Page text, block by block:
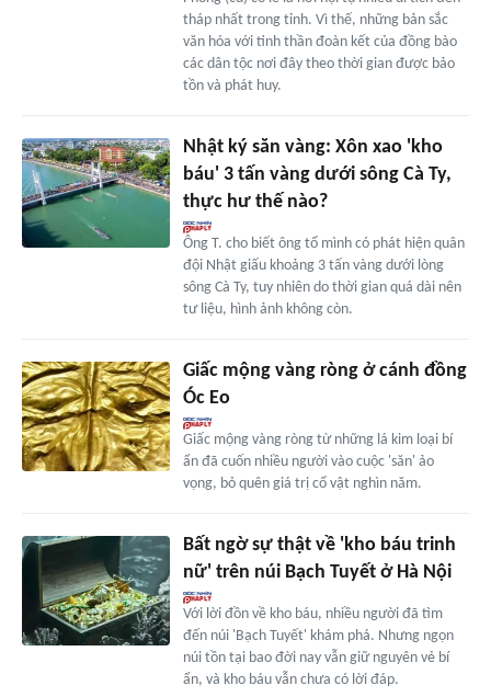
tháp nhất trong tỉnh. Vì thế, những bản sắc
văn hóa với tinh thần đoàn kết của đồng bào
các dân tộc nơi đây theo thời gian được bảo
tồn và phát huy.
Nhật ký săn vàng: Xôn xao 'kho
báu' 3 tấn vàng dưới sông Cà Ty,
thực hư thế nào?
Ông T. cho biết ông tổ mình có phát hiện quân
đội Nhật giấu khoảng 3 tấn vàng dưới lòng
sông Cà Ty, tuy nhiên do thời gian quá dài nên
tư liệu, hình ảnh không còn.
Giấc mộng vàng ròng ở cánh đồng
Óc Eo
Giấc mộng vàng ròng từ những lá kim loại bí
ẩn đã cuốn nhiều người vào cuộc 'săn' ảo
vọng, bỏ quên giá trị cổ vật nghìn năm.
Bất ngờ sự thật về 'kho báu trinh
nữ' trên núi Bạch Tuyết ở Hà Nội
Với lời đồn về kho báu, nhiều người đã tìm
đến núi 'Bạch Tuyết' khám phá. Nhưng ngọn
núi tồn tại bao đời nay vẫn giữ nguyên vẻ bí
ẩn, và kho báu vẫn chưa có lời đáp.